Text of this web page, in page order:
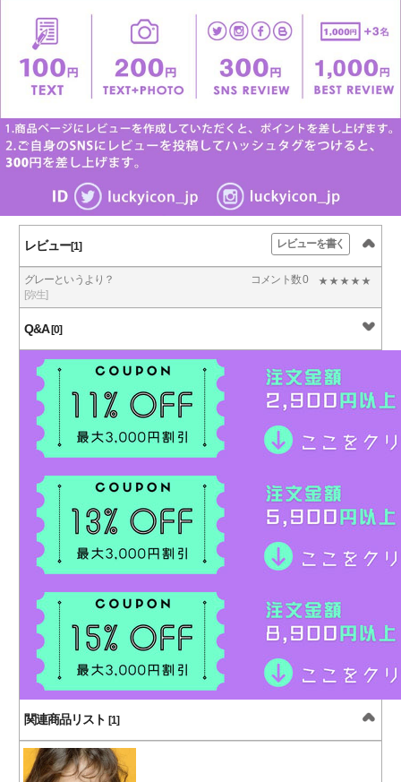
レビュー[1]
グレーというより？
[弥生]
コメント数 0
レビューを書く
Q&A [0]
関連商品リスト [1]